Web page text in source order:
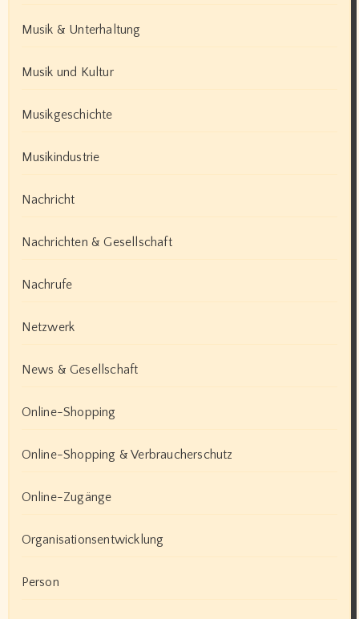
Musik & Unterhaltung
Musik und Kultur
Musikgeschichte
Musikindustrie
Nachricht
Nachrichten & Gesellschaft
Nachrufe
Netzwerk
News & Gesellschaft
Online-Shopping
Online-Shopping & Verbraucherschutz
Online-Zugänge
Organisationsentwicklung
Person